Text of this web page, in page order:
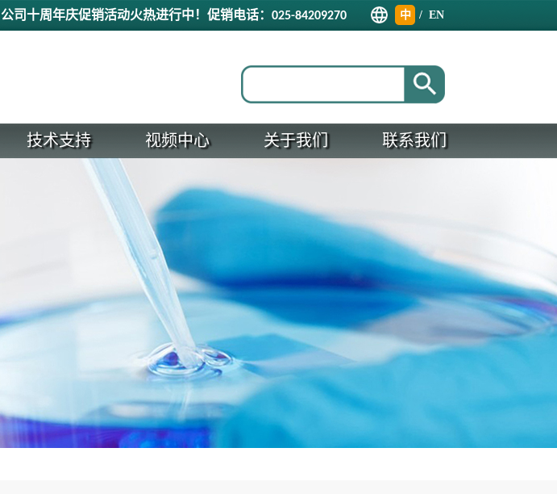
中
/ EN
公司十周年庆促销活动火热进行中！促销电话： 025-84209270
技术支持 视频中心 关于我们 联系我们